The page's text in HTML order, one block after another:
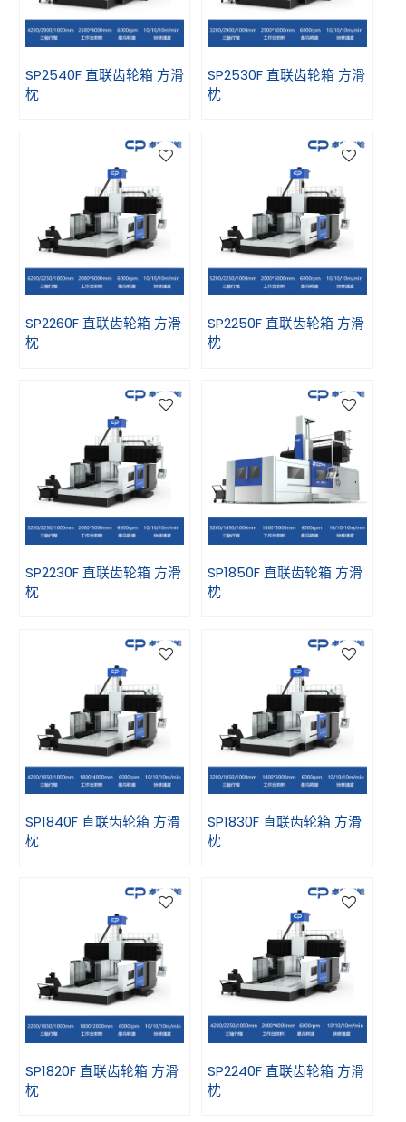
SP2540F 直联齿轮箱 方滑
枕
SP2530F 直联齿轮箱 方滑
枕
SP2260F 直联齿轮箱 方滑
枕
SP2250F 直联齿轮箱 方滑
枕
SP2230F 直联齿轮箱 方滑
枕
SP1850F 直联齿轮箱 方滑
枕
SP1840F 直联齿轮箱 方滑
枕
SP1830F 直联齿轮箱 方滑
枕
SP1820F 直联齿轮箱 方滑
枕
SP2240F 直联齿轮箱 方滑
枕